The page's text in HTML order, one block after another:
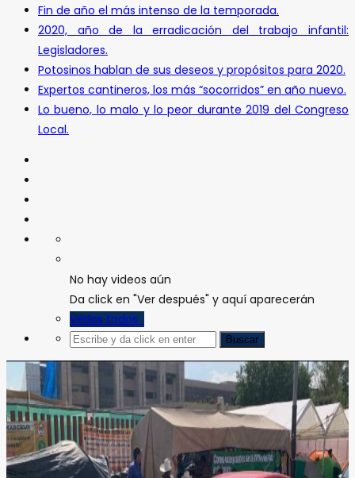
Fin de año el más intenso de la temporada.
2020, año de la erradicación del trabajo infantil:
Legisladores.
Potosinos hablan de sus deseos y propósitos para 2020.
Expertos cantineros, los más “socorridos” en año nuevo.
Lo bueno, lo malo y lo peor durante 2019 del Congreso
Local.
No hay videos aún
Da click en "Ver después" y aquí aparecerán
Verlos todos